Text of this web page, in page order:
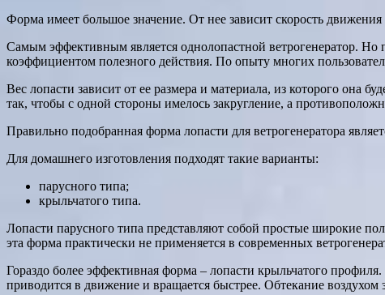
Форма имеет большое значение. От нее зависит скорость
Самым эффективным является однолопастной ветрогенератор. Но
коэффициентом полезного действия. По опыту многих
Вес лопасти зависит от ее размера и материала, из которого она
так, чтобы с одной стороны имелось закругление, а
Правильно подобранная форма лопасти для ветрогенератора
Для домашнего изготовления подходят такие варианты:
парусного типа;
крыльчатого типа.
Лопасти парусного типа представляют собой простые широкие
эта форма практически не применяется в современных
Гораздо более эффективная форма – лопасти крыльчатого
приводится в движение и вращается быстрее. Обтекание воздухом